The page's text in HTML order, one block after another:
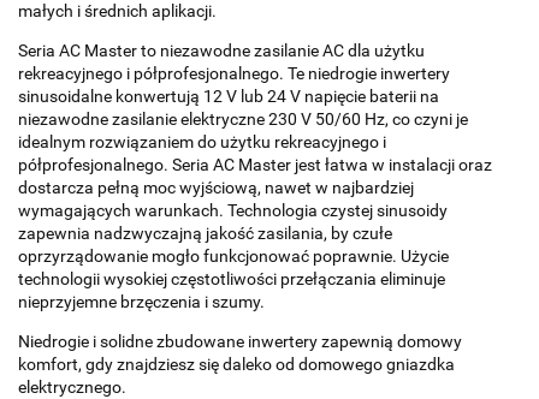
małych i średnich aplikacji.
Seria AC Master to niezawodne zasilanie AC dla użytku
rekreacyjnego i półprofesjonalnego. Te niedrogie inwertery
sinusoidalne konwertują 12 V lub 24 V napięcie baterii na
niezawodne zasilanie elektryczne 230 V 50/60 Hz, co czyni je
idealnym rozwiązaniem do użytku rekreacyjnego i
półprofesjonalnego. Seria AC Master jest łatwa w instalacji oraz
dostarcza pełną moc wyjściową, nawet w najbardziej
wymagających warunkach. Technologia czystej sinusoidy
zapewnia nadzwyczajną jakość zasilania, by czułe
oprzyrządowanie mogło funkcjonować poprawnie. Użycie
technologii wysokiej częstotliwości przełączania eliminuje
nieprzyjemne brzęczenia i szumy.
Niedrogie i solidne zbudowane inwertery zapewnią domowy
komfort, gdy znajdziesz się daleko od domowego gniazdka
elektrycznego.